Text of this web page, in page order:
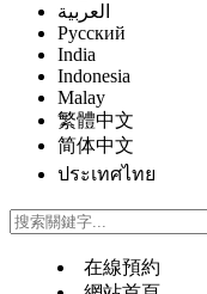
العربية
Русский
India
Indonesia
Malay
繁體中文
简体中文
ประเทศไทย
在線預約